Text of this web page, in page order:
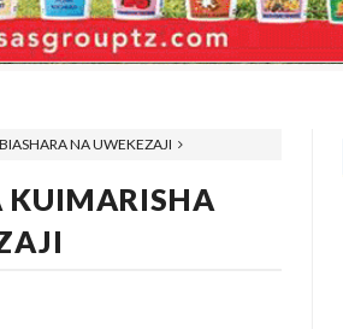
NA UWEKEZAJI
KUIMARISHA